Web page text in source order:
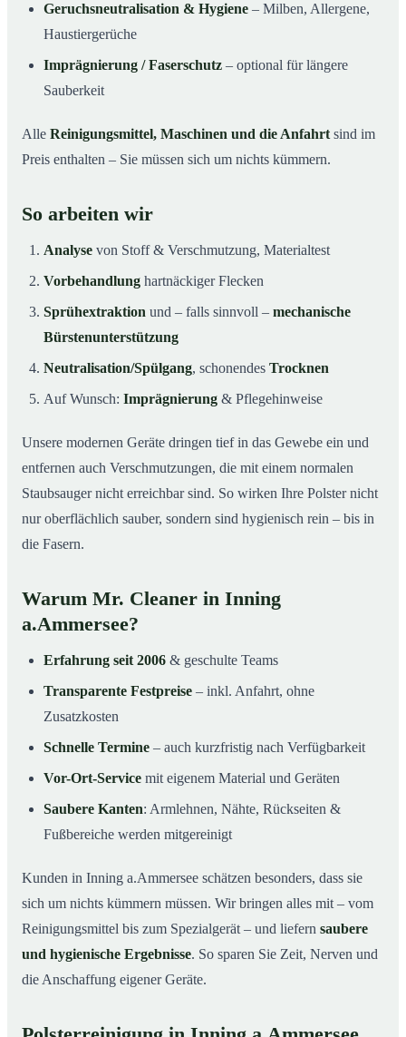
Geruchsneutralisation & Hygiene – Milben, Allergene,
Haustiergerüche
Imprägnierung / Faserschutz – optional für längere
Sauberkeit
Alle Reinigungsmittel, Maschinen und die Anfahrt sind im
Preis enthalten – Sie müssen sich um nichts kümmern.
So arbeiten wir
Analyse von Stoff & Verschmutzung, Materialtest
Vorbehandlung hartnäckiger Flecken
Sprühextraktion und – falls sinnvoll – mechanische
Bürstenunterstützung
Neutralisation/Spülgang, schonendes Trocknen
Auf Wunsch: Imprägnierung & Pflegehinweise
Unsere modernen Geräte dringen tief in das Gewebe ein und
entfernen auch Verschmutzungen, die mit einem normalen
Staubsauger nicht erreichbar sind. So wirken Ihre Polster nicht
nur oberflächlich sauber, sondern sind hygienisch rein – bis in
die Fasern.
Warum Mr. Cleaner in Inning
a.Ammersee?
Erfahrung seit 2006 & geschulte Teams
Transparente Festpreise – inkl. Anfahrt, ohne
Zusatzkosten
Schnelle Termine – auch kurzfristig nach Verfügbarkeit
Vor-Ort-Service mit eigenem Material und Geräten
Saubere Kanten: Armlehnen, Nähte, Rückseiten &
Fußbereiche werden mitgereinigt
Kunden in Inning a.Ammersee schätzen besonders, dass sie
sich um nichts kümmern müssen. Wir bringen alles mit – vom
Reinigungsmittel bis zum Spezialgerät – und liefern saubere
und hygienische Ergebnisse. So sparen Sie Zeit, Nerven und
die Anschaffung eigener Geräte.